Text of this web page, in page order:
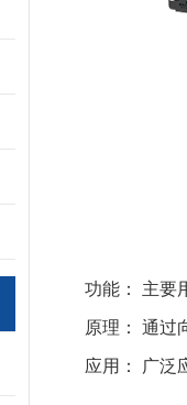
功能： 主要
原理： 通过
应用： 广泛